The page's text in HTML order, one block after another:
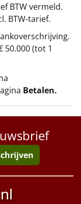
BTW vermeld.
BTW-tarief.
50.000 (tot 1
Betalen.